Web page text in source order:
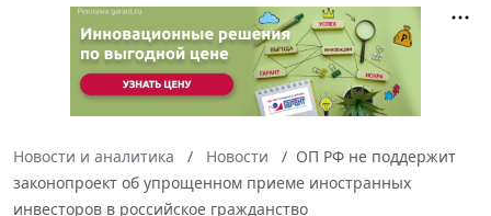
Новости и аналитика Новости
ОП РФ не поддержит
законопроект об упрощенном приеме иностранных
инвесторов в российское гражданство